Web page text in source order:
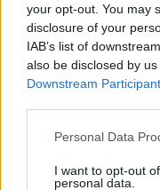
your opt-out. You may
disclosure of your
IAB’s list of
also be disclosed by
Downstream
Personal Data
I want to opt-out
personal data.
Share
RELATED POSTS